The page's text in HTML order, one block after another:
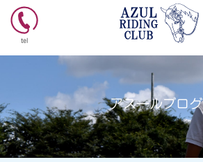
tel
アスールブログ